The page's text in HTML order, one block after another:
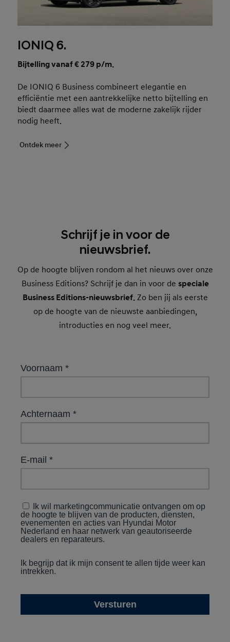
IONIQ 6.
Bijtelling vanaf € 279 p/m.
De IONIQ 6 Business combineert elegantie en
efficiëntie met een aantrekkelijke netto bijtelling en
biedt daarmee alles wat de moderne zakelijk rijder
nodig heeft.
Ontdek meer
Schrijf je in voor de
nieuwsbrief.
Op de hoogte blijven rondom al het nieuws over onze
Business Editions? Schrijf je dan in voor de speciale
Business Editions-nieuwsbrief.Zo ben jij als eerste
op de hoogte van de nieuwste aanbiedingen,
introducties en nog veel meer.